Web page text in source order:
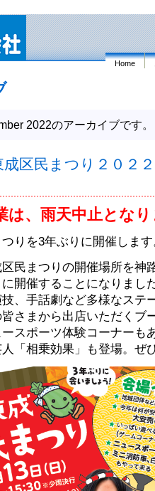
Home
2022のアーカイブです。
成区民まつり２０２
は、雨天中止とな
つりを3年ぶりに開催しま
民まつりの開催場所を神
に開催することになりまし
、手話劇など多様なステ
さまから出店いただくブ
スポーツ体験コーナーも
「相乗効果」も登場。ぜ